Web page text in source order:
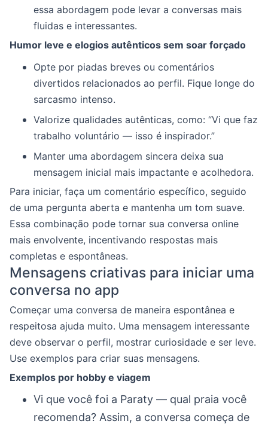
essa abordagem pode levar a conversas mais
fluidas e interessantes.
Humor leve e elogios autênticos sem soar forçado
Opte por piadas breves ou comentários
divertidos relacionados ao perfil. Fique longe do
sarcasmo intenso.
Valorize qualidades autênticas, como: “Vi que faz
trabalho voluntário — isso é inspirador.”
Manter uma abordagem sincera deixa sua
mensagem inicial mais impactante e acolhedora.
Para iniciar, faça um comentário específico, seguido
de uma pergunta aberta e mantenha um tom suave.
Essa combinação pode tornar sua conversa online
mais envolvente, incentivando respostas mais
completas e espontâneas.
Mensagens criativas para iniciar uma
conversa no app
Começar uma conversa de maneira espontânea e
respeitosa ajuda muito. Uma mensagem interessante
deve observar o perfil, mostrar curiosidade e ser leve.
Use exemplos para criar suas mensagens.
Exemplos por hobby e viagem
Vi que você foi a Paraty — qual praia você
recomenda? Assim, a conversa começa de